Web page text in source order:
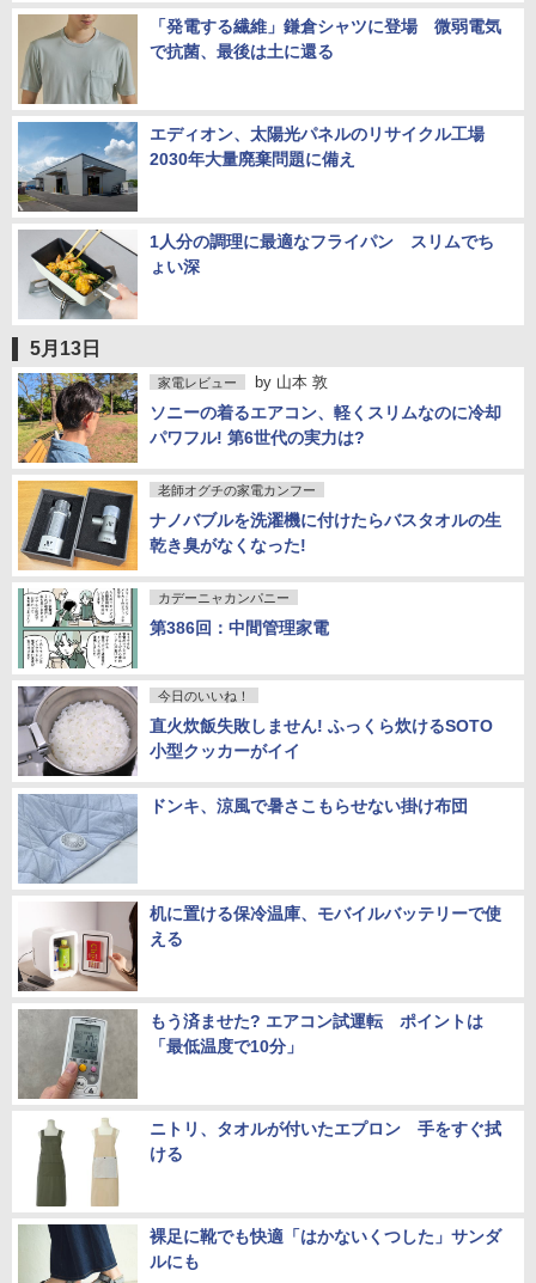
「発電する繊維」鎌倉シャツに登場 微弱電気
で抗菌、最後は土に還る
エディオン、太陽光パネルのリサイクル工場
2030年大量廃棄問題に備え
1人分の調理に最適なフライパン スリムでち
ょい深
5月13日
家電レビュー by 山本 敦
ソニーの着るエアコン、軽くスリムなのに冷却
パワフル! 第6世代の実力は?
老師オグチの家電カンフー
ナノバブルを洗濯機に付けたらバスタオルの生
乾き臭がなくなった!
カデーニャカンパニー
第386回：中間管理家電
今日のいいね！
直火炊飯失敗しません! ふっくら炊けるSOTO
小型クッカーがイイ
ドンキ、涼風で暑さこもらせない掛け布団
机に置ける保冷温庫、モバイルバッテリーで使
える
もう済ませた? エアコン試運転 ポイントは
「最低温度で10分」
ニトリ、タオルが付いたエプロン 手をすぐ拭
ける
裸足に靴でも快適「はかないくつした」サンダ
ルにも